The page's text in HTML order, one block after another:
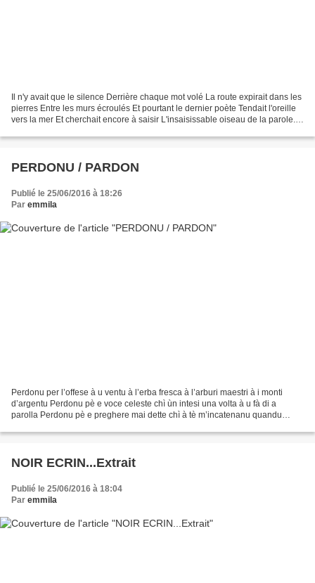
Il n'y avait que le silence Derrière chaque mot volé La route expirait dans les
pierres Entre les murs écroulés Et pourtant le dernier poète Tendait l'oreille
vers la mer Et cherchait encore à saisir L'insaisissable oiseau de la parole. .
PERDONU / PARDON
Publié le 25/06/2016 à 18:26
Par emmila
Perdonu per l’offese à u ventu à l’erba fresca à l’arburi maestri à i monti
d’argentu Perdonu pè e voce celeste chì ùn intesi una volta à u fà di a
parolla Perdonu pè e preghere mai dette chì à tè m’incatenanu quandu
NOIR ECRIN...Extrait
Publié le 25/06/2016 à 18:04
Par emmila